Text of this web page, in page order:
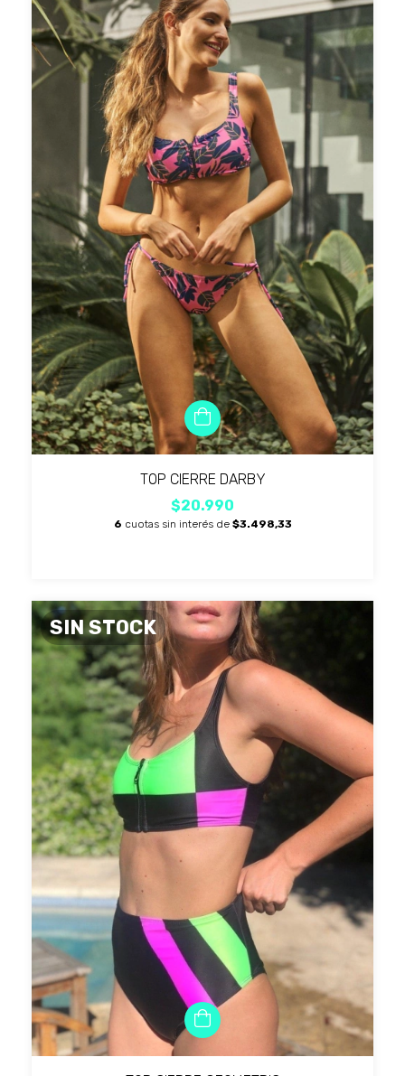
TOP CIERRE DARBY
$20.990
6 cuotas sin interés de $3.498,33
SIN STOCK